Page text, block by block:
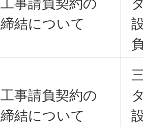
締結について
工事請負契約の
締結について